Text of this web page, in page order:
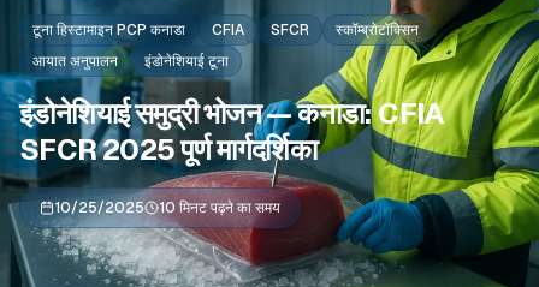
टूना हिस्टामाइन PCP कनाडा CFIA SFCR
स्कॉम्ब्रोटॉक्सिन
आयात अनुपालन
इंडोनेशियाई टूना
इंडोनेशियाई समुद्री भोजन — कनाडा: CFIA
SFCR 2025 पूर्ण मार्गदर्शिका
10/25/2025 10 मिनट पढ़ने का समय